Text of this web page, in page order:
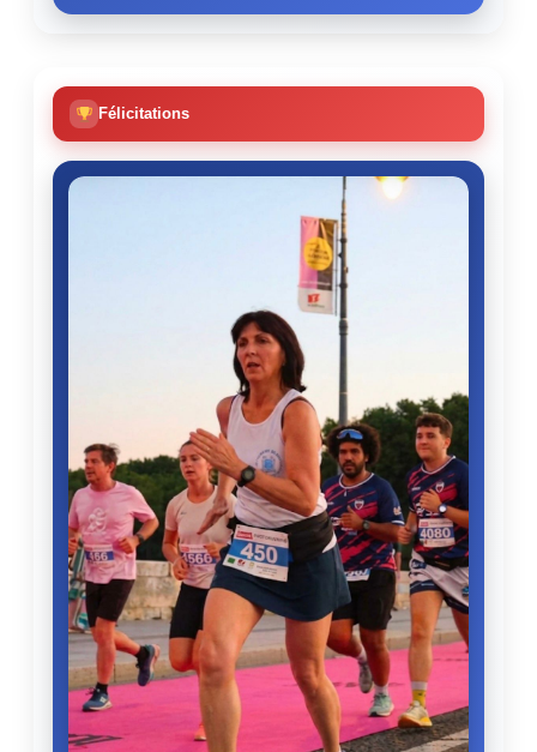
Félicitations